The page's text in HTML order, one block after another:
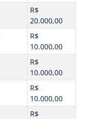
R$
20.000,00
R$
10.000,00
R$
10.000,00
R$
10.000,00
R$